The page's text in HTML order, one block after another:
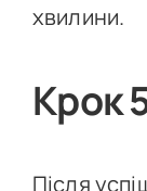
хвилини.
Крок
Після